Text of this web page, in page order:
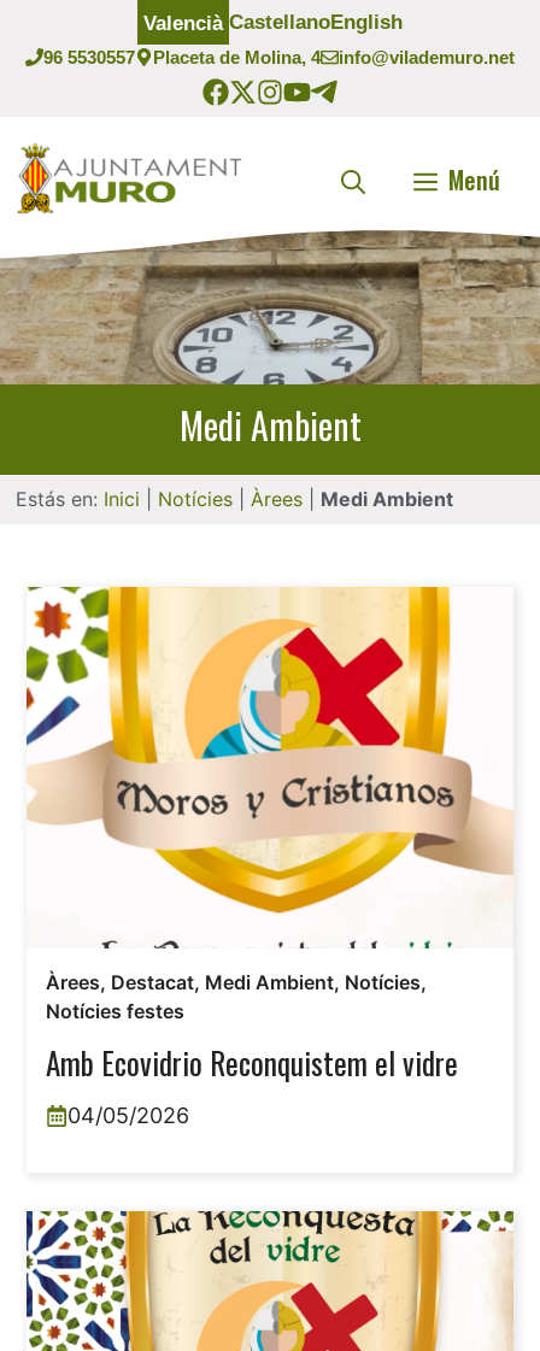
contingut
96 5530557 Placeta de Molina, 4 info@vilademuro.net
Valencià CastellanoEnglish
Menú
Medi Ambient
Estás en: Inici Notícies Àrees Medi Ambient
Àrees, Destacat, Medi Ambient, Notícies,
Notícies festes
Amb Ecovidrio Reconquistem el vidre
04/05/2026